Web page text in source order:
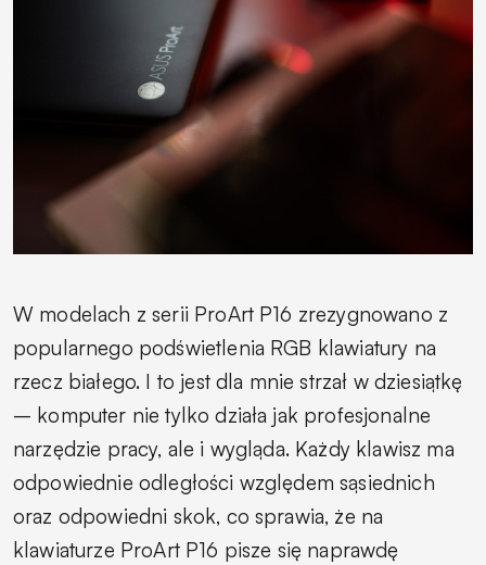
W modelach z serii ProArt P16 zrezygnowano z
popularnego podświetlenia RGB klawiatury na
rzecz białego. I to jest dla mnie strzał w dziesiątkę
– komputer nie tylko działa jak profesjonalne
narzędzie pracy, ale i wygląda. Każdy klawisz ma
odpowiednie odległości względem sąsiednich
oraz odpowiedni skok, co sprawia, że na
klawiaturze ProArt P16 pisze się naprawdę